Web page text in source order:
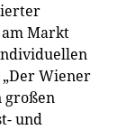
Markt
Wiener
großen
und